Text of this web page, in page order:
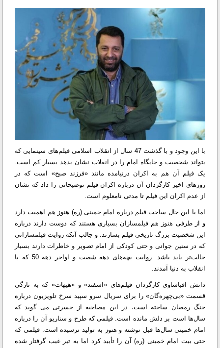
با این وجود و با گذشت 47 سال از انقلاب اسلامی فیلم‌های سینمایی که
بتواند شخصیت و جایگاه امام را در انقلاب نشان بدهد بسیار کم است.
یک فیلم آن هم به اکران درنیامده مانند «فرزند صبح» است که در
روزهای اخیر کارگردان آن درباره اکران فیلم توضیحاتی را داد که نشان
از عدم اکران این فیلم تا مدتی نامعلوم است.
اما با این حال ساخت فیلم درباره امام خمینی (ره) هنوز هم اهمیت دارد
و از طرفی هنوز هم فیلمسازان بسیاری هستند که دوست دارند درباره
این شخصیت بزرگ تاریخی فیلم بسازند. و جالب آنکه روایت فیلمسازانی
که در سنین جوانی و حتی کودکی از امام تصویر و خاطرات دارند بسیار
جالب‌تر باید باشد. روایت بچه‌های دهه شصت و اواخر دهه 50 که با
انقلاب به دنیا آمدند.
دانش اقباشاوی کارگردان فیلم‌های «اسفند» و «هیهات» که به تازگی
قسمت «بی‌چهره‌گان» را برای سریال سرو سپید سرخ تلویزیون درباره
جنگ رمضان ساخته است، در این مصاحبه از حسرتی می گوید که
سال‌ها است بر دلش مانده است. فیلمی که طرح و سناریو آن را درباره
امام خمینی سال‌ها قبل نوشته و هنوز به تولید نرسیده است. فیلمی که
حتی بیت امام خمینی (ره) آن را تأیید کرد اما به تیر غیب گرفتار شده